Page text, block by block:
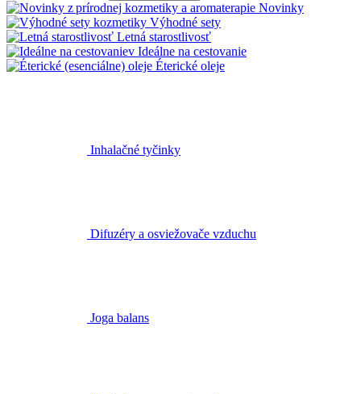
Novinky
Výhodné sety
Letná starostlivosť
Ideálne na cestovanie
Éterické oleje
Inhalačné tyčinky
Difuzéry a osviežovače vzduchu
Joga balans